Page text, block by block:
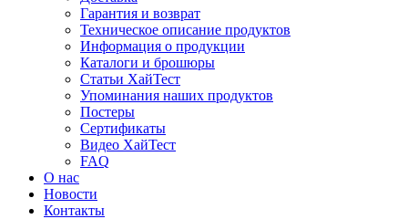
Гарантия и возврат
Техническое описание продуктов
Информация о продукции
Каталоги и брошюры
Статьи ХайТест
Упоминания наших продуктов
Постеры
Сертификаты
Видео ХайТест
FAQ
О нас
Новости
Контакты